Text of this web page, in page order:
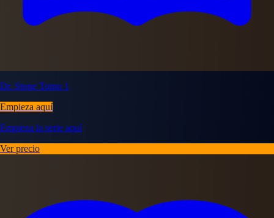
Dr. Stone Tomo 1
Empieza aquí
Empieza la serie aquí
Ver precio